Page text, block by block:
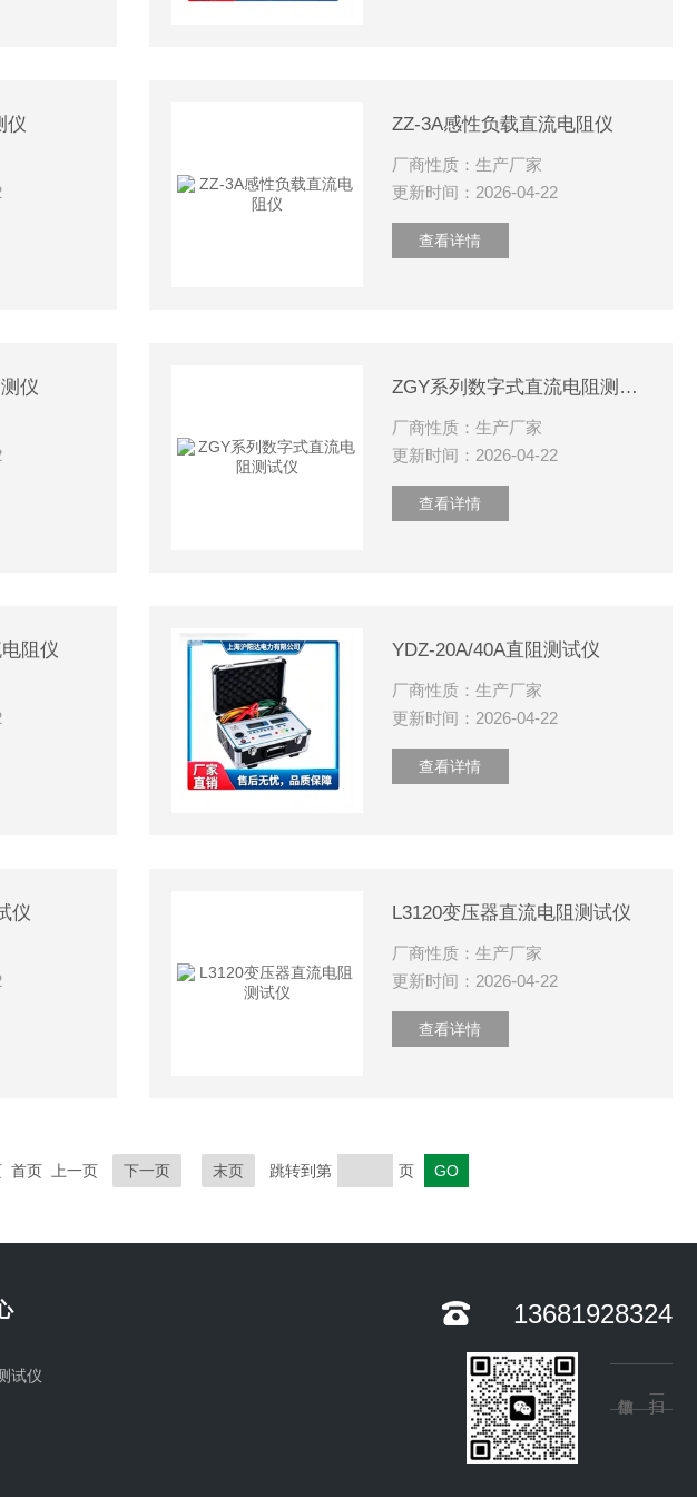
仪 ZZ-3A感性负载直流电阻仪
厂商性质：生产厂家
更新时间：2026-04-22
查看详情
仪 ZGY系列数字式直流电阻测试仪
厂商性质：生产厂家
更新时间：2026-04-22
查看详情
阻仪 YDZ-20A/40A直阻测试仪
厂商性质：生产厂家
更新时间：2026-04-22
查看详情
仪 L3120变压器直流电阻测试仪
厂商性质：生产厂家
更新时间：2026-04-22
查看详情
首页 上一页 下一页 末页 跳转到第 页
试仪
13681928324